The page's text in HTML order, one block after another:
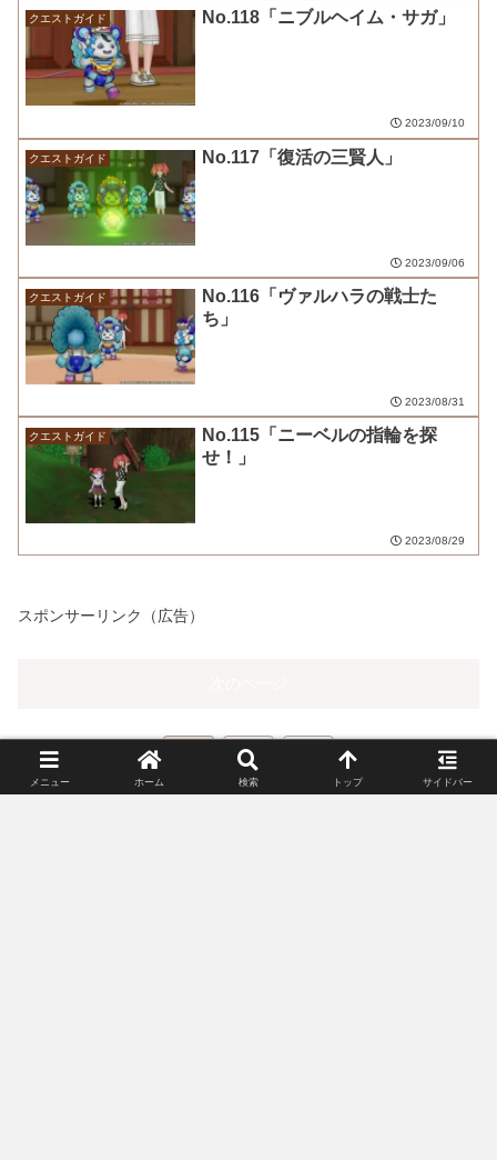
クエストガイド No.118「ニブルヘイム・サガ」
2023/09/10
クエストガイド No.117「復活の三賢人」
2023/09/06
クエストガイド
No.116「ヴァルハラの戦士た
ち」
2023/08/31
クエストガイド
No.115「ニーベルの指輪を探
せ！」
2023/08/29
メニュー ホーム 検索 トップ サイドバー